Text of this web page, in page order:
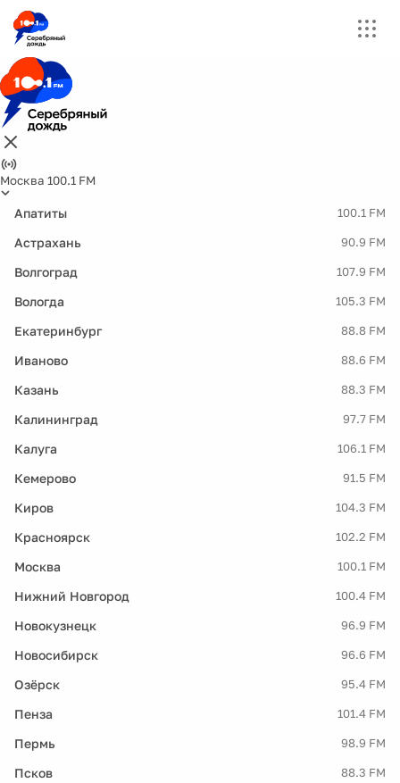
Москва 100.1 FM
Апатиты 100.1 FM
Астрахань 90.9 FM
Волгоград 107.9 FM
Вологда 105.3 FM
Екатеринбург 88.8 FM
Иваново 88.6 FM
Казань 88.3 FM
Калининград 97.7 FM
Калуга 106.1 FM
Кемерово 91.5 FM
Киров 104.3 FM
Красноярск 102.2 FM
Москва 100.1 FM
Нижний Новгород 100.4 FM
Новокузнецк 96.9 FM
Новосибирск 96.6 FM
Озёрск 95.4 FM
Пенза 101.4 FM
Пермь 98.9 FM
Псков 88.3 FM